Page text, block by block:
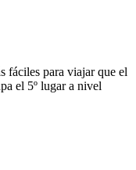
fáciles para viajar que el
el 5º lugar a nivel